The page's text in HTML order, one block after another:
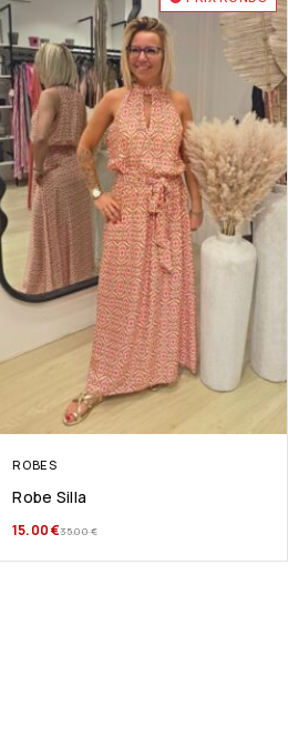
ROBES
Robe Silla
35.00€
15.00€